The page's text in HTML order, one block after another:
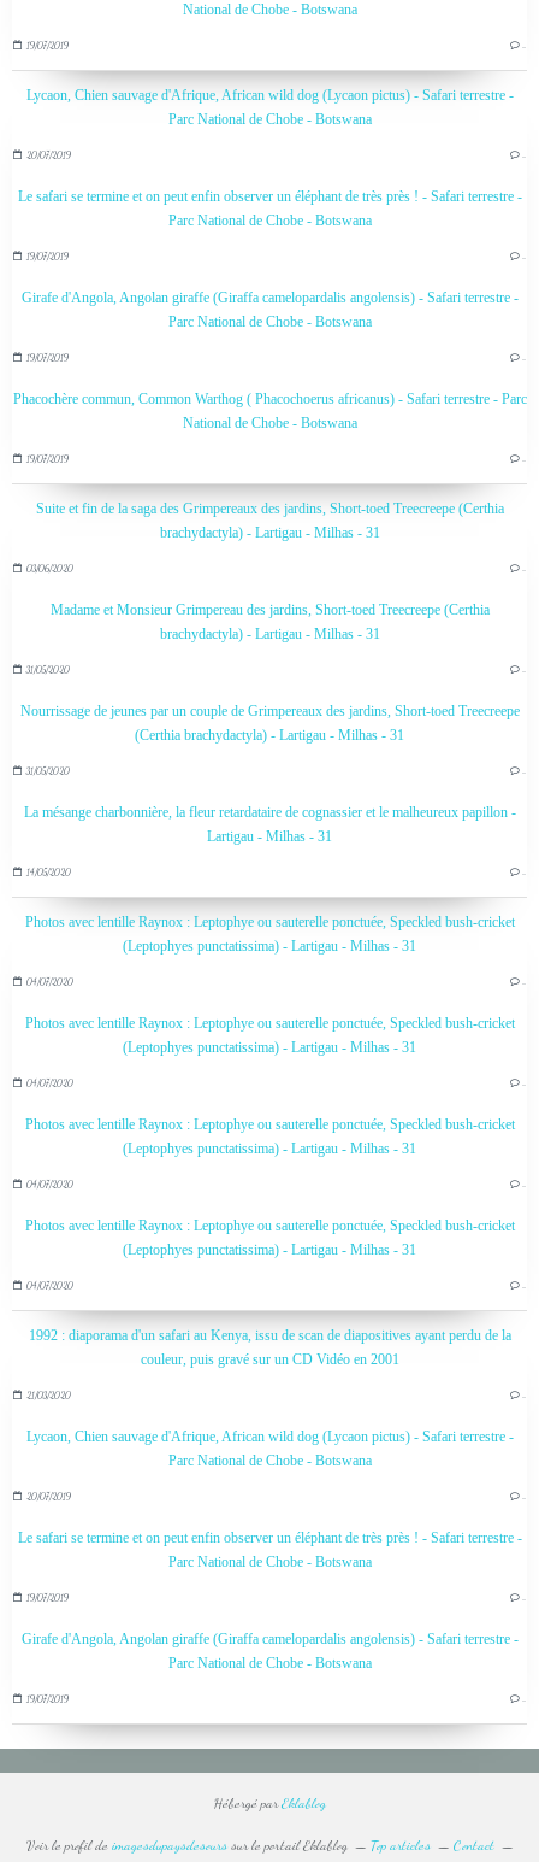
National de Chobe - Botswana
19/07/2019 …
Lycaon, Chien sauvage d'Afrique, African wild dog (Lycaon pictus) - Safari terrestre -
Parc National de Chobe - Botswana
20/07/2019 …
Le safari se termine et on peut enfin observer un éléphant de très près ! - Safari terrestre -
Parc National de Chobe - Botswana
19/07/2019 …
Girafe d'Angola, Angolan giraffe (Giraffa camelopardalis angolensis) - Safari terrestre -
Parc National de Chobe - Botswana
19/07/2019 …
Phacochère commun, Common Warthog ( Phacochoerus africanus) - Safari terrestre - Parc
National de Chobe - Botswana
19/07/2019 …
Suite et fin de la saga des Grimpereaux des jardins, Short-toed Treecreepe (Certhia
brachydactyla) - Lartigau - Milhas - 31
03/06/2020 …
Madame et Monsieur Grimpereau des jardins, Short-toed Treecreepe (Certhia
brachydactyla) - Lartigau - Milhas - 31
31/05/2020 …
Nourrissage de jeunes par un couple de Grimpereaux des jardins, Short-toed Treecreepe
(Certhia brachydactyla) - Lartigau - Milhas - 31
31/05/2020 …
La mésange charbonnière, la fleur retardataire de cognassier et le malheureux papillon -
Lartigau - Milhas - 31
14/05/2020 …
Photos avec lentille Raynox : Leptophye ou sauterelle ponctuée, Speckled bush-cricket
(Leptophyes punctatissima) - Lartigau - Milhas - 31
04/07/2020 …
Photos avec lentille Raynox : Leptophye ou sauterelle ponctuée, Speckled bush-cricket
(Leptophyes punctatissima) - Lartigau - Milhas - 31
04/07/2020 …
Photos avec lentille Raynox : Leptophye ou sauterelle ponctuée, Speckled bush-cricket
(Leptophyes punctatissima) - Lartigau - Milhas - 31
04/07/2020 …
Photos avec lentille Raynox : Leptophye ou sauterelle ponctuée, Speckled bush-cricket
(Leptophyes punctatissima) - Lartigau - Milhas - 31
04/07/2020 …
1992 : diaporama d'un safari au Kenya, issu de scan de diapositives ayant perdu de la
couleur, puis gravé sur un CD Vidéo en 2001
21/03/2020 …
Lycaon, Chien sauvage d'Afrique, African wild dog (Lycaon pictus) - Safari terrestre -
Parc National de Chobe - Botswana
20/07/2019 …
Le safari se termine et on peut enfin observer un éléphant de très près ! - Safari terrestre -
Parc National de Chobe - Botswana
19/07/2019 …
Girafe d'Angola, Angolan giraffe (Giraffa camelopardalis angolensis) - Safari terrestre -
Parc National de Chobe - Botswana
19/07/2019 …
Hébergé parEklablog
Voir le profil de imagesdupaysdesourssur le portail Eklablog Top articles
Contact